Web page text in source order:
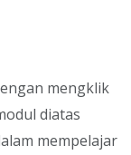
mengklik
diatas
mempelajar